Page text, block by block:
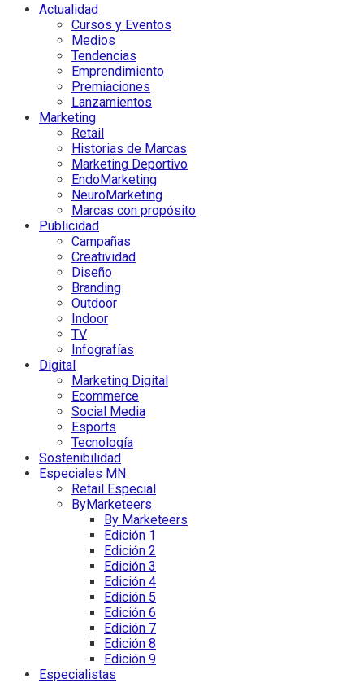
Actualidad
Cursos y Eventos
Medios
Tendencias
Emprendimiento
Premiaciones
Lanzamientos
Marketing
Retail
Historias de Marcas
Marketing Deportivo
EndoMarketing
NeuroMarketing
Marcas con propósito
Publicidad
Campañas
Creatividad
Diseño
Branding
Outdoor
Indoor
TV
Infografías
Digital
Marketing Digital
Ecommerce
Social Media
Esports
Tecnología
Sostenibilidad
Especiales MN
Retail Especial
ByMarketeers
By Marketeers
Edición 1
Edición 2
Edición 3
Edición 4
Edición 5
Edición 6
Edición 7
Edición 8
Edición 9
Especialistas